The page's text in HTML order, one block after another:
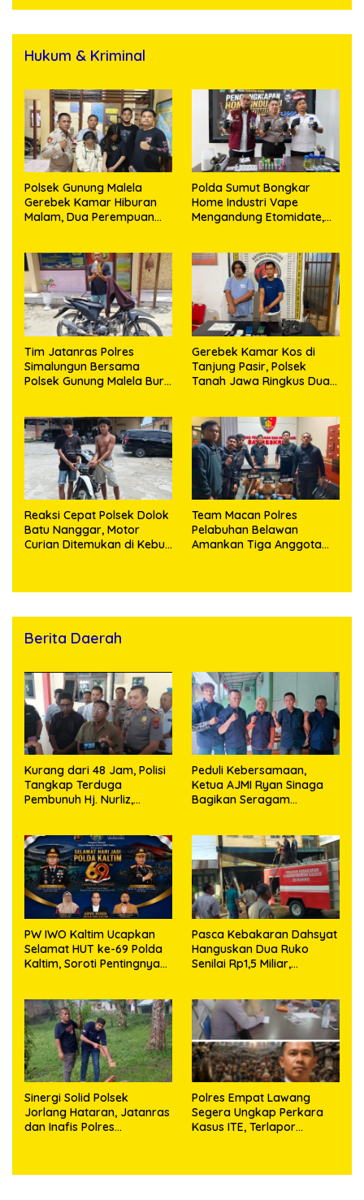
Hukum & Kriminal
Polsek Gunung Malela
Gerebek Kamar Hiburan
Malam, Dua Perempuan
Polda Sumut Bongkar
Home Industri Vape
Mengandung Etomidate,
Tim Jatanras Polres
Simalungun Bersama
Polsek Gunung Malela Buru
Bekuk Tersangka
Gerebek Kamar Kos di
Tanjung Pasir, Polsek
Tanah Jawa Ringkus Dua
Reaksi Cepat Polsek Dolok
Batu Nanggar, Motor
Curian Ditemukan di Kebun
Team Macan Polres
Pelabuhan Belawan
Amankan Tiga Anggota
Berita Daerah
Kurang dari 48 Jam, Polisi
Tangkap Terduga
Pembunuh Hj. Nurliz,
Peduli Kebersamaan,
Ketua AJMI Ryan Sinaga
Bagikan Seragam
PW IWO Kaltim Ucapkan
Selamat HUT ke-69 Polda
Kaltim, Soroti Pentingnya
Pasca Kebakaran Dahsyat
Hanguskan Dua Ruko
Senilai Rp1,5 Miliar,
Resmi Antisipasi Bahaya
Arus Pendek Listrik
Sinergi Solid Polsek
Jorlang Hataran, Jatanras
dan Inafis Polres
Polres Empat Lawang
Segera Ungkap Perkara
Kasus ITE, Terlapor